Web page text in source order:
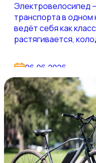
Электровелосипед
транспорта в одном
ведёт себя как
растягивается,
электрическая
определяет,
насколько
два-три сезона.
06.06.2026